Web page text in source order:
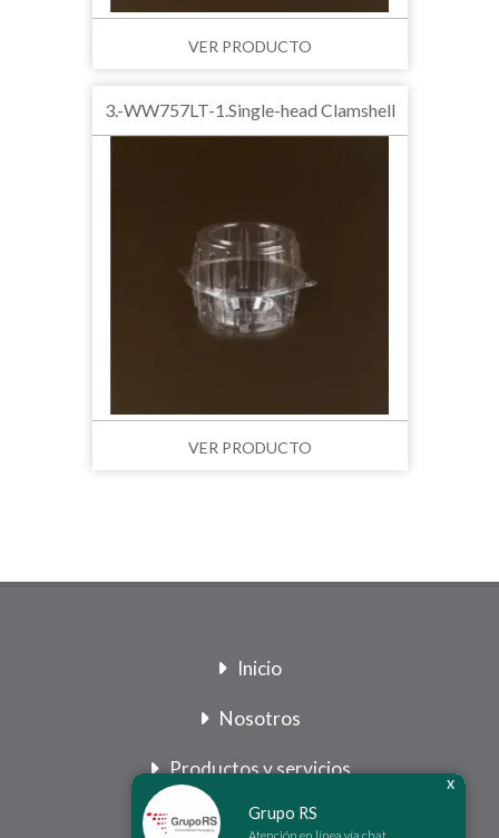
VER PRODUCTO
3.-WW757LT-1.Single-head Clamshell
VER PRODUCTO
Inicio
Nosotros
Productos y servicios
Legal
Grupo RS
Atención en línea vía chat
x